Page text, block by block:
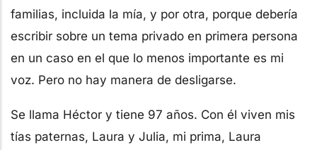
familias, incluida la mía, y por otra, porque debería
escribir sobre un tema privado en primera persona
en un caso en el que lo menos importante es mi
voz. Pero no hay manera de desligarse.
Se llama Héctor y tiene 97 años. Con él viven mis
tías paternas, Laura y Julia, mi prima, Laura